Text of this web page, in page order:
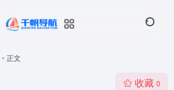
• 正文
收藏 0